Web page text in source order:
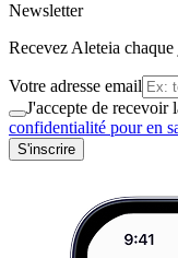
Newsletter
Recevez Aleteia
Votre adresse email
J'accepte de recevoir
confidentialité pour en
S'inscrire